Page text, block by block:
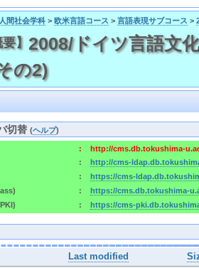
人間社会学科> 欧米言語コース > 言語表現サブコース >
】 2008/ドイツ言語文
の2)
切替(ヘルプ)
:
http://cms.db.tokushima-
:
http://cms-
:
https://cms-
:
https://cms.db.tokushima-
: https://cms-
Last modified